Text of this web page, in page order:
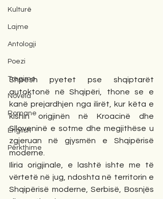
Kulturë
Lajme
Antologji
Poezi
Tregime
Novela
Romane
English
Përkthime
Shpesh pyetet pse shqiptarët
autoktonë në Shqipëri, thone se e
kanë prejardhjen nga ilirët, kur këta e
kishin origjinën në Kroacinë dhe
Slloveninë e sotme dhe megjithëse u
zgjeruan në gjysmën e Shqipërisë
moderne.
Iliria origjinale, e lashtë ishte me të
vërtetë në jug, ndoshta në territorin e
Shqipërisë moderne, Serbisë, Bosnjës